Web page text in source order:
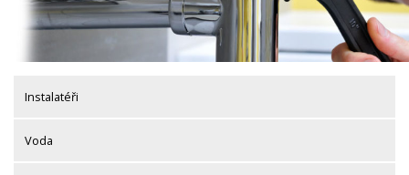
Instalatéři
Voda